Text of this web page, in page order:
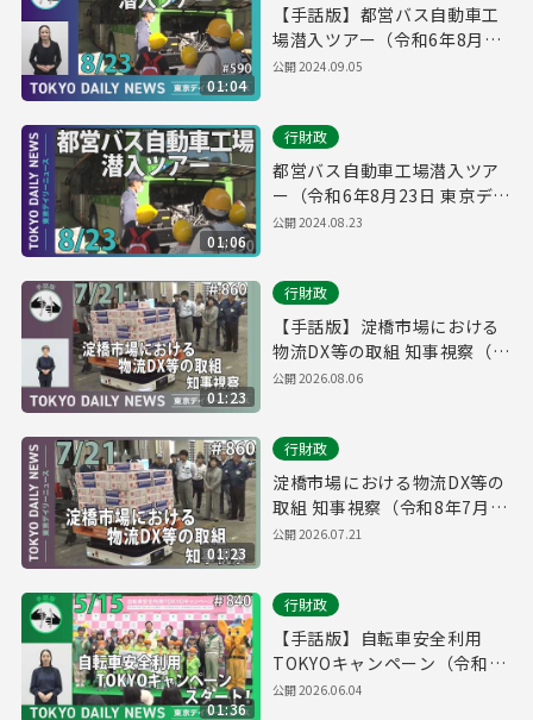
01:04
【手話版】都営バス自動車工
場潜入ツアー（令和6年8月23
日 東京デイリーニュース
公開2024.09.05
01:06
行財政
都営バス自動車工場潜入ツア
ー（令和6年8月23日 東京デイ
リーニュース No.590）
公開2024.08.23
01:23
行財政
【手話版】淀橋市場における
物流DX等の取組 知事視察（令
和8年7月21日 東京デイリーニ
公開2026.08.06
01:23
行財政
淀橋市場における物流DX等の
取組 知事視察（令和8年7月21
日 東京デイリーニュース
公開2026.07.21
01:36
行財政
【手話版】自転車安全利用
TOKYOキャンペーン（令和8
年5月15日 東京デイリーニュ
公開2026.06.04